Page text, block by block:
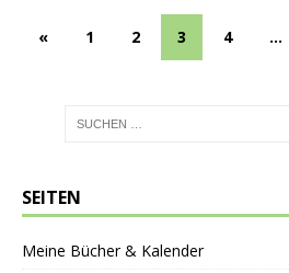
« 1 2 3 4 …
SEITEN
Meine Bücher & Kalender